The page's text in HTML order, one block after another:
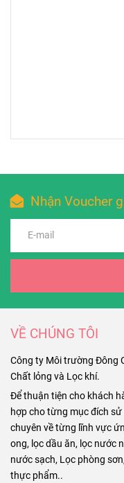
Nhận Voucher
VỀ CHÚNG TÔI
Công ty Môi trường Đông
Chất lỏng và Lọc khí.
Để thuận tiện cho khách
hợp cho từng mục đích
chuyên về từng lĩnh vực
ong, lọc dầu ăn, lọc nước
nước sạch, Lọc phòng
thực phẩm..